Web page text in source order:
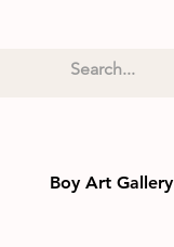
Boy Art Gallery